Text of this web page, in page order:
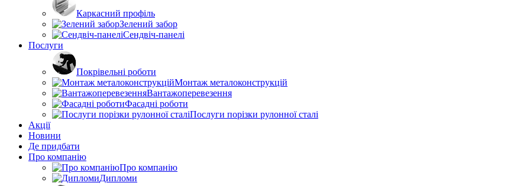
Каркасний профіль
Зелений забор
Сендвіч-панелі
Послуги
Покрівельні роботи
Монтаж металоконструкцій
Вантажоперевезення
Фасадні роботи
Послуги порізки рулонної сталі
Акції
Новини
Де придбати
Про компанію
Про компанію
Дипломи